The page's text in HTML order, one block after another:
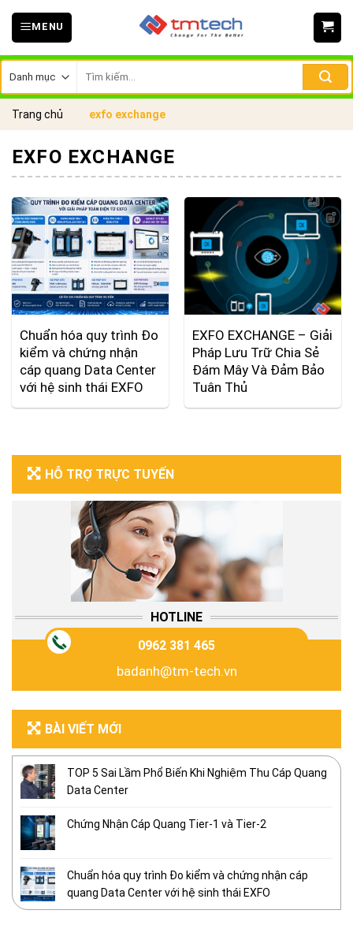
Skip
MENU
kiếm:
Trang chủ exfo exchange
HỖ TRỢ TRỰC TUYẾN
HOTLINE
0962 381 465
badanh@tm-tech.vn
BÀI VIẾT MỚI
TOP 5 Sai Lầm Phổ Biến Khi Nghiệm Thu Cáp Quang
Data Center
Chứng Nhận Cáp Quang Tier-1 và Tier-2
Chuẩn hóa quy trình Đo kiểm và chứng nhận cáp
quang Data Center với hệ sinh thái EXFO
EXFO EXCHANGE
Chuẩn hóa quy trình Đo
kiểm và chứng nhận
cáp quang Data Center
với hệ sinh thái EXFO
EXFO EXCHANGE – Giải
Pháp Lưu Trữ Chia Sẻ
Đám Mây Và Đảm Bảo
Tuân Thủ